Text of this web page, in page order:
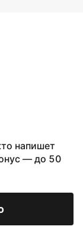
напишет
— до 50